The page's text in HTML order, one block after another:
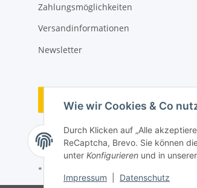
Wie wir Cookies & Co
Durch Klicken auf „Alle
ReCaptcha, Brevo. Sie können
unter Konfigurieren und in unserer
Impressum Datenschutz
Zahlungsmöglichkeiten
Versandinformationen
Newsletter
Vertrag widerrufen
* Alle Preise inkl. gesetzlicher USt., zzgl.